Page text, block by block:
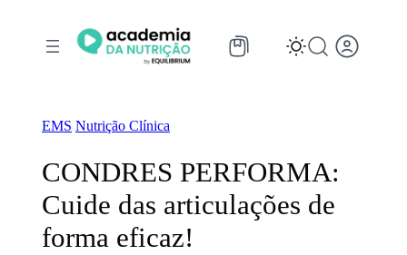
EMS Nutrição Clínica
CONDRES PERFORMA:
Cuide das articulações de
forma eficaz!